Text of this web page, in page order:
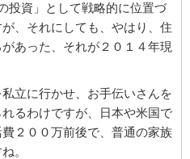
投資」として戦略的に位置づ
、それにしても、やはり、住
あった、それが２０１４年現
立に行かせ、お手伝いさんを
るわけですが、日本や米国で
２００万前後で、普通の家族
。